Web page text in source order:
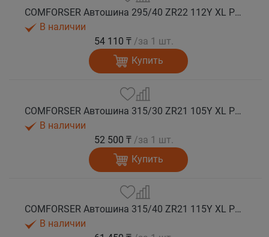
COMFORSER Автошина 295/40 ZR22 112Y XL PURESPEED лето
В наличии
54 110 ₸ /за 1 шт.
Купить
COMFORSER Автошина 315/30 ZR21 105Y XL PURESPEED лето
В наличии
52 500 ₸ /за 1 шт.
Купить
COMFORSER Автошина 315/40 ZR21 115Y XL PURESPEED лето
В наличии